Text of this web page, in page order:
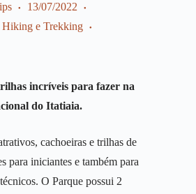
13/07/2022
Hiking e Trekking
incríveis para fazer na
do Itatiaia.
cachoeiras e trilhas de
para iniciantes e também para
O Parque possui 2